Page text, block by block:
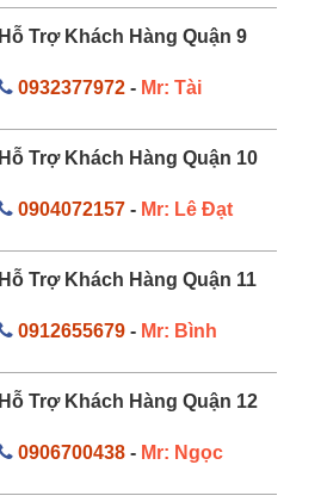
Hỗ Trợ Khách Hàng Quận 9
0932377972 - Mr: Tài
Hỗ Trợ Khách Hàng Quận 10
0904072157 - Mr: Lê Đạt
Hỗ Trợ Khách Hàng Quận 11
0912655679 - Mr: Bình
Hỗ Trợ Khách Hàng Quận 12
0906700438 - Mr: Ngọc